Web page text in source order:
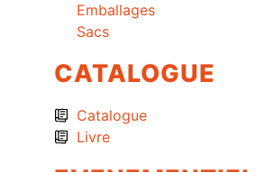
Emballages
Sacs
CATALOGUE
Catalogue
Livre